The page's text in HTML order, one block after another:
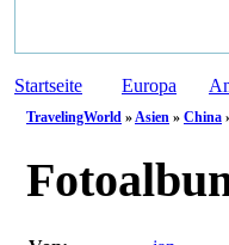
Startseite Europa
TravelingWorld »Asien » China